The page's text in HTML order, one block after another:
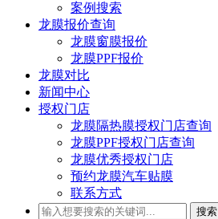
案例搜索
龙膜报价查询
龙膜窗膜报价
龙膜PPF报价
龙膜对比
新闻中心
授权门店
龙膜隔热膜授权门店查询
龙膜PPF授权门店查询
龙膜优秀授权门店
预约龙膜汽车贴膜
联系方式
搜索